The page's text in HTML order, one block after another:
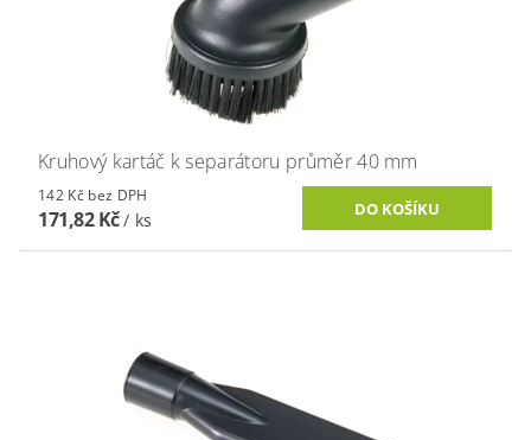
Kruhový kartáč k separátoru průměr 40 mm
142 Kč bez DPH
171,82 Kč/ ks